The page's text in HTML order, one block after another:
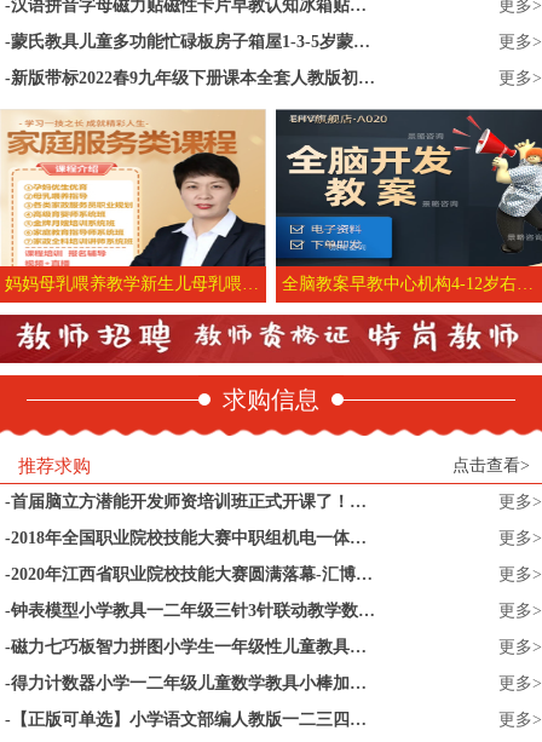
汉语拼音字母磁力贴磁性卡片早教认知冰箱贴幼儿园宝宝益智玩具
更多>
蒙氏教具儿童多功能忙碌板房子箱屋1-3-5岁蒙特梭利益智早教玩具
更多>
新版带标2022春9九年级下册课本全套人教版初中语文数学政治历史化学课本书共5本套装9年级下册义务教育教科书教材课本初三全套书
更多>
妈妈母乳喂养教学新生儿母乳喂养育婴师家政月嫂考试培训视频课程 全脑教案早教中心机构4-12岁右脑潜能开发记忆力培训课件资料早教中心教学教具准备教学教案教学目的教学内容
求购信息
推荐求购
点击查看>
首届脑立方潜能开发师资培训班正式开课了！纪教授七天亲授！_杰奥教育
更多>
2018年全国职业院校技能大赛中职组机电一体化设备组装与调试赛项今天开赛
更多>
2020年江西省职业院校技能大赛圆满落幕-汇博机器人
更多>
钟表模型小学教具一二年级三针3针联动教学数学教具中大号儿童模拟幼儿园学习认识时间时钟面表的教具学生用
更多>
磁力七巧板智力拼图小学生一年级性儿童教具幼儿园益智玩具二年级
更多>
得力计数器小学一二年级儿童数学教具小棒加减法神器算术启蒙算盘
更多>
【正版可单选】小学语文部编人教版一二三四五六年级上册下册语文书课本教材全套12本一下二下三下四上五上六上下册语文数学英语书
更多>